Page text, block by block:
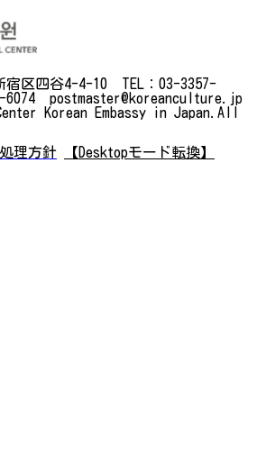
宿区四谷4-4-10 TEL：03-3357-
6074 postmaster@koreanculture.jp
Korean Embassy in Japan.All
理方針
【Desktopモード転換】